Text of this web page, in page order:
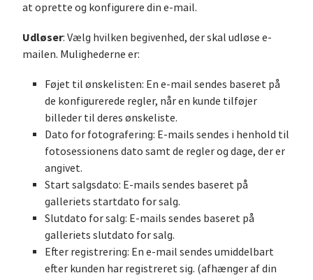
at oprette og konfigurere din e-mail.
Udløser: Vælg hvilken begivenhed, der skal udløse e-
mailen. Mulighederne er:
Føjet til ønskelisten: En e-mail sendes baseret på
de konfigurerede regler, når en kunde tilføjer
billeder til deres ønskeliste.
Dato for fotografering: E-mails sendes i henhold til
fotosessionens dato samt de regler og dage, der er
angivet.
Start salgsdato: E-mails sendes baseret på
galleriets startdato for salg.
Slutdato for salg: E-mails sendes baseret på
galleriets slutdato for salg.
Efter registrering: En e-mail sendes umiddelbart
efter kunden har registreret sig. (afhænger af din